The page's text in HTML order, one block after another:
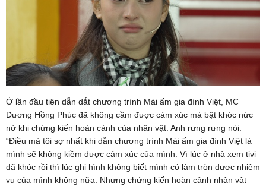
Ở lần đầu tiên dẫn dắt chương trình Mái ấm gia đình Việt, MC
Dương Hồng Phúc đã không cầm được cảm xúc mà bật khóc nức
nở khi chứng kiến hoàn cảnh của nhân vật. Anh rưng rưng nói:
“Điều mà tôi sợ nhất khi dẫn chương trình Mái ấm gia đình Việt là
mình sẽ không kiềm được cảm xúc của mình. Vì lúc ở nhà xem tivi
đã khóc rồi thì lúc ghi hình không biết mình có làm tròn được nhiệm
vụ của mình không nữa. Nhưng chứng kiến hoàn cảnh nhân vật